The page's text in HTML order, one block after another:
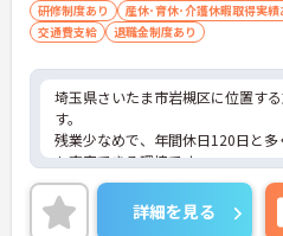
研修制度あり
産休･育休･介護休暇取得実績
交通費支給
退職金制度あり
埼玉県さいたま市岩槻区に位置す
す。
残業少なめで、年間休日120日と多
も充実できる環境です。
ご興味ある方には、面接のポイン
細をお話致しますのでお気軽にご
詳細を見る